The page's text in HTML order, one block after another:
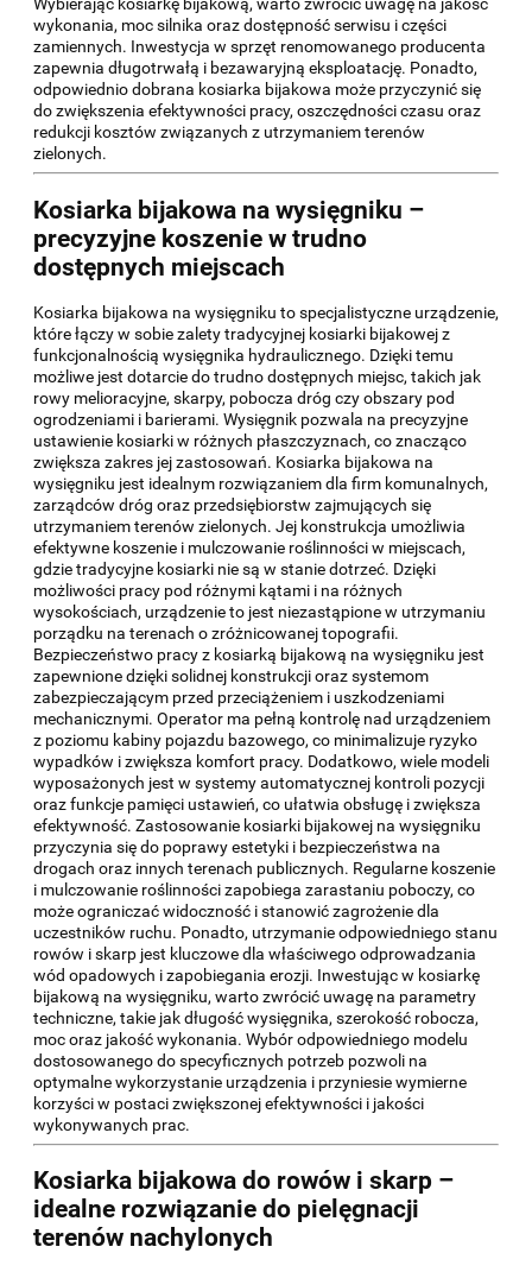
wykonania, moc silnika oraz dostępność serwisu i części
zamiennych. Inwestycja w sprzęt renomowanego producenta
zapewnia długotrwałą i bezawaryjną eksploatację. Ponadto,
odpowiednio dobrana kosiarka bijakowa może przyczynić się
do zwiększenia efektywności pracy, oszczędności czasu oraz
redukcji kosztów związanych z utrzymaniem terenów
zielonych.
Kosiarka bijakowa na wysięgniku –
precyzyjne koszenie w trudno
dostępnych miejscach
Kosiarka bijakowa na wysięgniku to specjalistyczne urządzenie,
które łączy w sobie zalety tradycyjnej kosiarki bijakowej z
funkcjonalnością wysięgnika hydraulicznego. Dzięki temu
możliwe jest dotarcie do trudno dostępnych miejsc, takich jak
rowy melioracyjne, skarpy, pobocza dróg czy obszary pod
ogrodzeniami i barierami. Wysięgnik pozwala na precyzyjne
ustawienie kosiarki w różnych płaszczyznach, co znacząco
zwiększa zakres jej zastosowań. Kosiarka bijakowa na
wysięgniku jest idealnym rozwiązaniem dla firm komunalnych,
zarządców dróg oraz przedsiębiorstw zajmujących się
utrzymaniem terenów zielonych. Jej konstrukcja umożliwia
efektywne koszenie i mulczowanie roślinności w miejscach,
gdzie tradycyjne kosiarki nie są w stanie dotrzeć. Dzięki
możliwości pracy pod różnymi kątami i na różnych
wysokościach, urządzenie to jest niezastąpione w utrzymaniu
porządku na terenach o zróżnicowanej topografii.
Bezpieczeństwo pracy z kosiarką bijakową na wysięgniku jest
zapewnione dzięki solidnej konstrukcji oraz systemom
zabezpieczającym przed przeciążeniem i uszkodzeniami
mechanicznymi. Operator ma pełną kontrolę nad urządzeniem
z poziomu kabiny pojazdu bazowego, co minimalizuje ryzyko
wypadków i zwiększa komfort pracy. Dodatkowo, wiele modeli
wyposażonych jest w systemy automatycznej kontroli pozycji
oraz funkcje pamięci ustawień, co ułatwia obsługę i zwiększa
efektywność. Zastosowanie kosiarki bijakowej na wysięgniku
przyczynia się do poprawy estetyki i bezpieczeństwa na
drogach oraz innych terenach publicznych. Regularne koszenie
i mulczowanie roślinności zapobiega zarastaniu poboczy, co
może ograniczać widoczność i stanowić zagrożenie dla
uczestników ruchu. Ponadto, utrzymanie odpowiedniego stanu
rowów i skarp jest kluczowe dla właściwego odprowadzania
wód opadowych i zapobiegania erozji. Inwestując w kosiarkę
bijakową na wysięgniku, warto zwrócić uwagę na parametry
techniczne, takie jak długość wysięgnika, szerokość robocza,
moc oraz jakość wykonania. Wybór odpowiedniego modelu
dostosowanego do specyficznych potrzeb pozwoli na
optymalne wykorzystanie urządzenia i przyniesie wymierne
korzyści w postaci zwiększonej efektywności i jakości
wykonywanych prac.
Kosiarka bijakowa do rowów i skarp –
idealne rozwiązanie do pielęgnacji
terenów nachylonych